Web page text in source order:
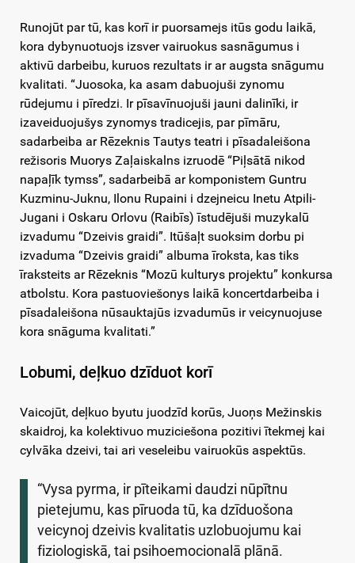
Runojūt par tū, kas korī ir puorsamejs itūs godu laikā,
kora dybynuotuojs izsver vairuokus sasnāgumus i
aktivū darbeibu, kuruos rezultats ir ar augsta snāgumu
kvalitati. “Juosoka, ka asam dabuojuši zynomu
rūdejumu i pīredzi. Ir pīsavīnuojuši jauni dalinīki, ir
izaveiduojušys zynomys tradicejis, par pīmāru,
sadarbeiba ar Rēzeknis Tautys teatri i pīsadaleišona
režisoris Muorys Zaļaiskalns izruodē “Piļsātā nikod
napaļīk tymss”, sadarbeibā ar komponistem Guntru
Kuzminu-Juknu, Ilonu Rupaini i dzejneicu Inetu Atpili-
Jugani i Oskaru Orlovu (Raibīs) īstudējuši muzykalū
izvadumu “Dzeivis graidi”. Itūšaļt suoksim dorbu pi
izvaduma “Dzeivis graidi” albuma īroksta, kas tiks
īraksteits ar Rēzeknis “Mozū kulturys projektu” konkursa
atbolstu. Kora pastuoviešonys laikā koncertdarbeiba i
pīsadaleišona nūsauktajūs izvadumūs ir veicynuojuse
kora snāguma kvalitati.”
Lobumi, deļkuo dzīduot korī
Vaicojūt, deļkuo byutu juodzīd korūs, Juoņs Mežinskis
skaidroj, ka kolektivuo muziciešona pozitivi ītekmej kai
cylvāka dzeivi, tai ari veseleibu vairuokūs aspektūs.
“Vysa pyrma, ir pīteikami daudzi nūpītnu
pietejumu, kas pīruoda tū, ka dzīduošona
veicynoj dzeivis kvalitatis uzlobuojumu kai
fiziologiskā, tai psihoemocionalā plānā.